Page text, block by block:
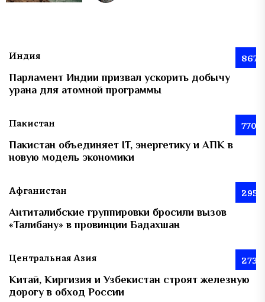
Индия 867
Парламент Индии призвал ускорить добычу
урана для атомной программы
Пакистан 770
Пакистан объединяет IT, энергетику и АПК в
новую модель экономики
Афганистан 295
Антиталибские группировки бросили вызов
«Талибану» в провинции Бадахшан
Центральная Азия 273
Китай, Киргизия и Узбекистан строят железную
дорогу в обход России